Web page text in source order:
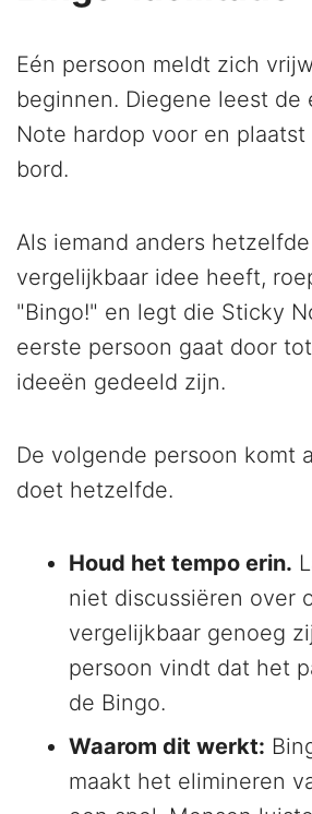
Eén persoon meldt zich
beginnen. Diegene leest de
Note hardop voor en
bord.
Als iemand anders
vergelijkbaar idee heeft,
"Bingo!" en legt die Sticky
eerste persoon gaat door
ideeën gedeeld zijn.
De volgende persoon komt
doet hetzelfde.
Houd het tempo erin.
niet discussiëren over
vergelijkbaar genoeg
persoon vindt dat het
de Bingo.
Waarom dit werkt:
maakt het elimineren